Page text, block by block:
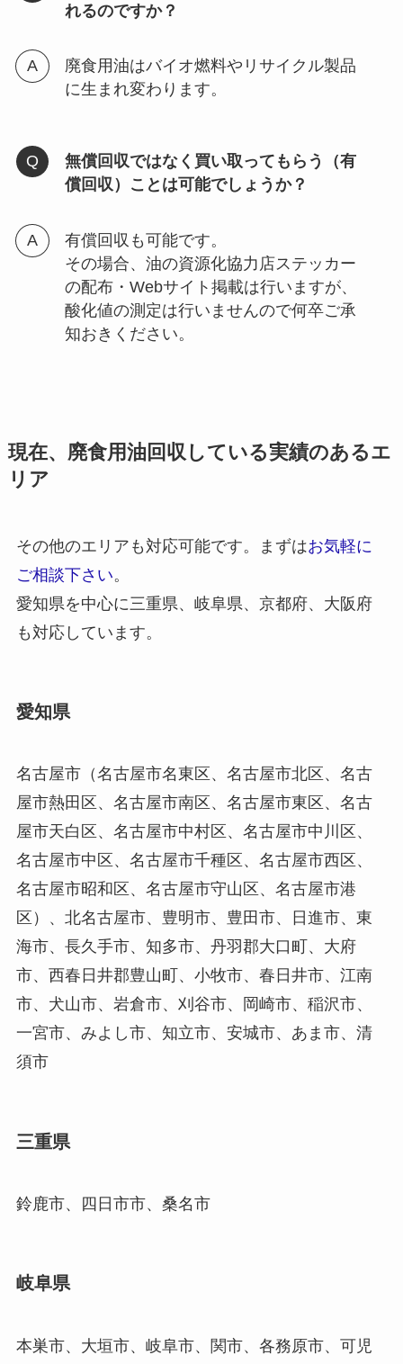
れるのですか？
廃食用油はバイオ燃料やリサイクル製品
に生まれ変わります。
無償回収ではなく買い取ってもらう（有
償回収）ことは可能でしょうか？
有償回収も可能です。
その場合、油の資源化協力店ステッカー
の配布・Webサイト掲載は行いますが、
酸化値の測定は行いませんので何卒ご承
知おきください。
現在、廃食用油回収している実績のあるエ
リア
その他のエリアも対応可能です。まずはお気軽に
ご相談下さい。
愛知県を中心に三重県、岐阜県、京都府、大阪府
も対応しています。
愛知県
名古屋市（名古屋市名東区、名古屋市北区、名古
屋市熱田区、名古屋市南区、名古屋市東区、名古
屋市天白区、名古屋市中村区、名古屋市中川区、
名古屋市中区、名古屋市千種区、名古屋市西区、
名古屋市昭和区、名古屋市守山区、名古屋市港
区）、北名古屋市、豊明市、豊田市、日進市、東
海市、長久手市、知多市、丹羽郡大口町、大府
市、西春日井郡豊山町、小牧市、春日井市、江南
市、犬山市、岩倉市、刈谷市、岡崎市、稲沢市、
一宮市、みよし市、知立市、安城市、あま市、清
須市
三重県
鈴鹿市、四日市市、桑名市
岐阜県
本巣市、大垣市、岐阜市、関市、各務原市、可児